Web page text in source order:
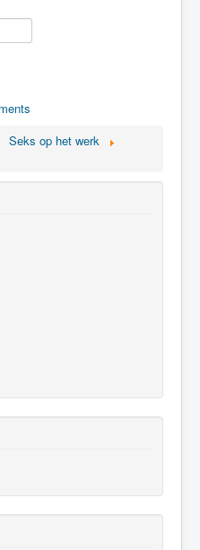
Seks op het werk